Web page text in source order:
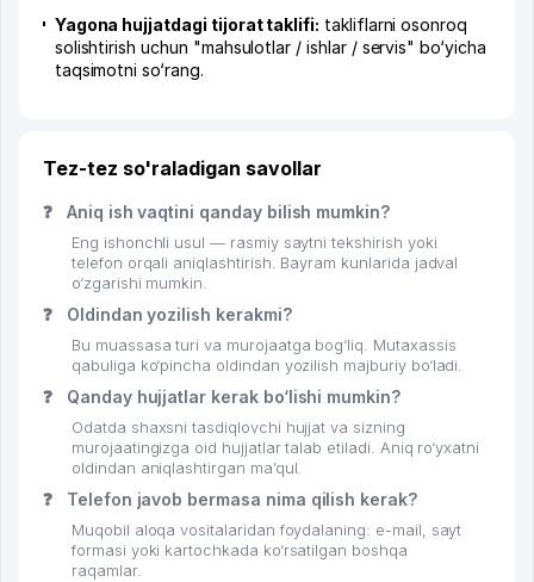
Yagona hujjatdagi tijorat taklifi: takliflarni osonroq
solishtirish uchun "mahsulotlar / ishlar / servis" bo‘yicha
taqsimotni so‘rang.
Tez-tez so'raladigan savollar
❓ Aniq ish vaqtini qanday bilish mumkin?
Eng ishonchli usul — rasmiy saytni tekshirish yoki
telefon orqali aniqlashtirish. Bayram kunlarida jadval
o‘zgarishi mumkin.
❓ Oldindan yozilish kerakmi?
Bu muassasa turi va murojaatga bog‘liq. Mutaxassis
qabuliga ko‘pincha oldindan yozilish majburiy bo‘ladi.
❓ Qanday hujjatlar kerak bo‘lishi mumkin?
Odatda shaxsni tasdiqlovchi hujjat va sizning
murojaatingizga oid hujjatlar talab etiladi. Aniq ro‘yxatni
oldindan aniqlashtirgan ma’qul.
❓ Telefon javob bermasa nima qilish kerak?
Muqobil aloqa vositalaridan foydalaning: e-mail, sayt
formasi yoki kartochkada ko‘rsatilgan boshqa
raqamlar.